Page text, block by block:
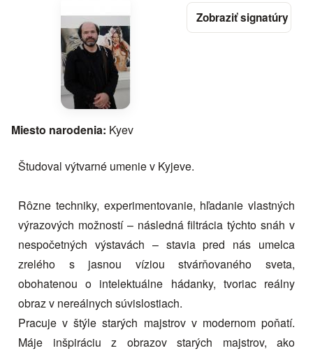
Miesto narodenia: Kyev
Študoval výtvarné umenie v Kyjeve.
Rôzne techniky, experimentovanie, hľadanie vlastných
výrazových možností – následná filtrácia týchto snáh v
nespočetných výstavách – stavia pred nás umelca
zrelého s jasnou víziou stvárňovaného sveta,
obohatenou o intelektuálne hádanky, tvoriac reálny
obraz v nereálnych súvislostiach.
Pracuje v štýle starých majstrov v modernom poňatí.
Máje inšpiráciu z obrazov starých majstrov, ako